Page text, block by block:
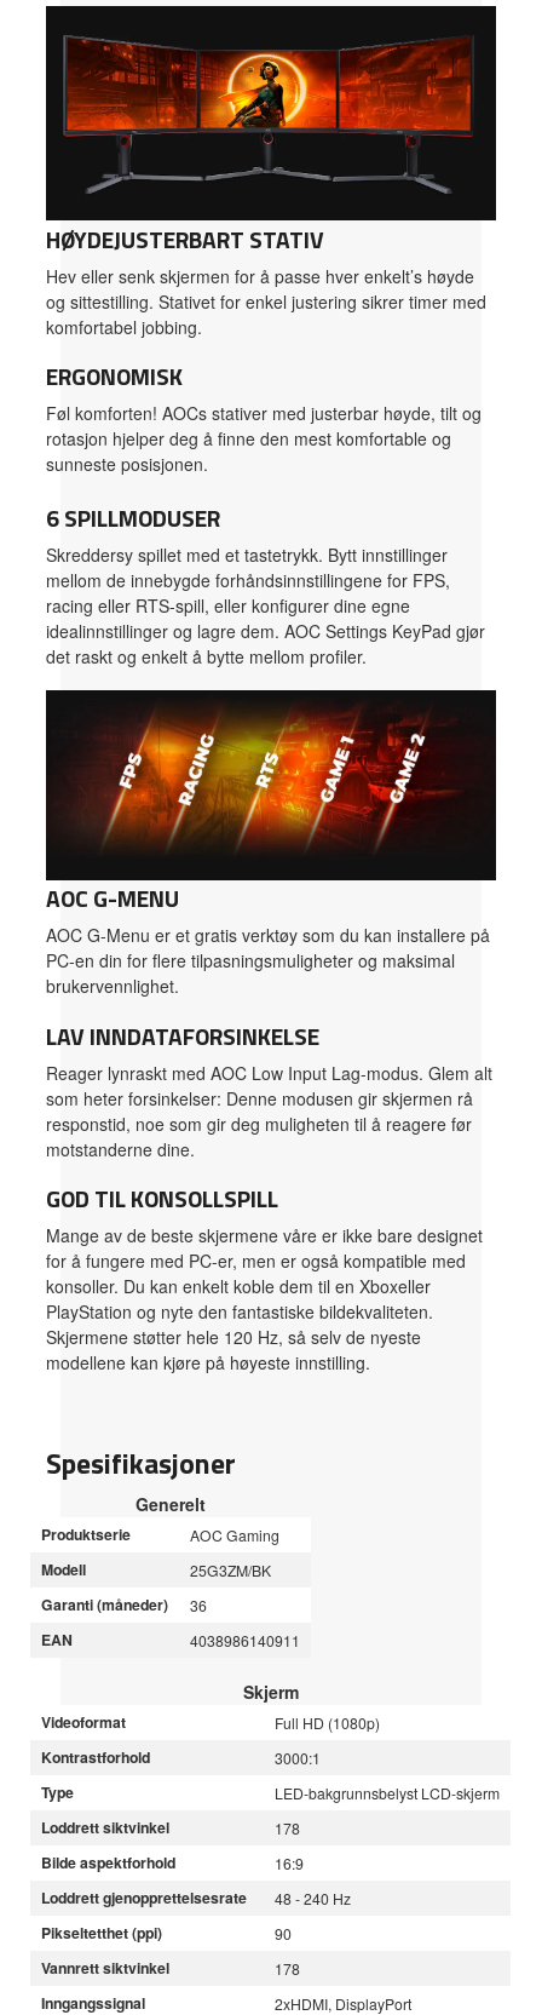
HØYDEJUSTERBART STATIV
Hev eller senk skjermen for å passe hver enkelt’s høyde
og sittestilling. Stativet for enkel justering sikrer timer med
komfortabel jobbing.
ERGONOMISK
Føl komforten! AOCs stativer med justerbar høyde, tilt og
rotasjon hjelper deg å finne den mest komfortable og
sunneste posisjonen.
6 SPILLMODUSER
Skreddersy spillet med et tastetrykk. Bytt innstillinger
mellom de innebygde forhåndsinnstillingene for FPS,
racing eller RTS-spill, eller konfigurer dine egne
idealinnstillinger og lagre dem. AOC Settings KeyPad gjør
det raskt og enkelt å bytte mellom profiler.
AOC G-MENU
AOC G-Menu er et gratis verktøy som du kan installere på
PC-en din for flere tilpasningsmuligheter og maksimal
brukervennlighet.
LAV INNDATAFORSINKELSE
Reager lynraskt med AOC Low Input Lag-modus. Glem alt
som heter forsinkelser: Denne modusen gir skjermen rå
responstid, noe som gir deg muligheten til å reagere før
motstanderne dine.
GOD TIL KONSOLLSPILL
Mange av de beste skjermene våre er ikke bare designet
for å fungere med PC-er, men er også kompatible med
konsoller. Du kan enkelt koble dem til en Xboxeller
PlayStation og nyte den fantastiske bildekvaliteten.
Skjermene støtter hele 120 Hz, så selv de nyeste
modellene kan kjøre på høyeste innstilling.
Spesifikasjoner
Generelt
Produktserie AOC Gaming
Modell 25G3ZM/BK
Garanti (måneder) 36
EAN 4038986140911
Skjerm
Videoformat Full HD (1080p)
Kontrastforhold 3000:1
Type LED-bakgrunnsbelyst LCD-skjerm
Loddrett siktvinkel 178
Bilde aspektforhold 16:9
Loddrett gjenopprettelsesrate 48 - 240 Hz
Pikseltetthet (ppi) 90
Vannrett siktvinkel 178
Inngangssignal 2xHDMI, DisplayPort